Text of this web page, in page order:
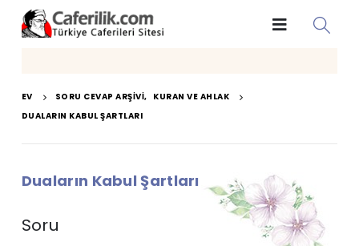
EV SORU CEVAP ARŞIVI, KURAN VE AHLAK
DUALARIN KABUL ŞARTLARI
Duaların Kabul Şartları
Soru